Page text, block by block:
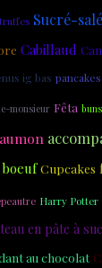
truffes Sucré-salé
Cabillaud
ig bas pancakes
monsieur Fêta buns
boeuf Cupcakes
Harry Potter
en pâte à
au chocolat